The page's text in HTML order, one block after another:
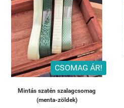
CSOMAG ÁR!
Mintás szatén szalagcsomag
(menta-zöldek)